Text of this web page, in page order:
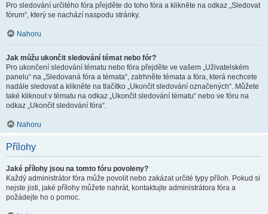
Pro sledování určitého fóra přejděte do toho fóra a klikněte na odkaz „Sledovat
fórum“, který se nachází naspodu stránky.
Nahoru
Jak můžu ukončit sledování témat nebo fór?
Pro ukončení sledování tématu nebo fóra přejděte ve vašem „Uživatelském
panelu“ na „Sledovaná fóra a témata“, zatrhněte témata a fóra, která nechcete
nadále sledovat a klikněte na tlačítko „Ukončit sledování označených“. Můžete
také kliknout v tématu na odkaz „Ukončit sledování tématu“ nebo ve fóru na
odkaz „Ukončit sledování fóra“.
Nahoru
Přílohy
Jaké přílohy jsou na tomto fóru povoleny?
Každý administrátor fóra může povolit nebo zakázat určité typy příloh. Pokud si
nejste jisti, jaké přílohy můžete nahrát, kontaktujte administrátora fóra a
požádejte ho o pomoc.